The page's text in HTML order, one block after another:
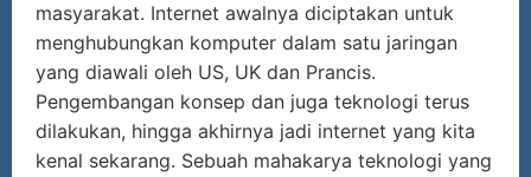
masyarakat. Internet awalnya diciptakan untuk
menghubungkan komputer dalam satu jaringan
yang diawali oleh US, UK dan Prancis.
Pengembangan konsep dan juga teknologi terus
dilakukan, hingga akhirnya jadi internet yang kita
kenal sekarang. Sebuah mahakarya teknologi yang